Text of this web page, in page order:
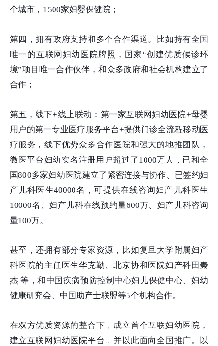
个城市，1500家妇婴保健院；
第四，拥有政府支持和多个合作渠道。比如持有全国
唯一的互联网妇幼医院牌照，国家“创建优质候诊环
境”项目唯一合作伙伴，和众多政府和社会机构建立了
合作；
第五，线下+线上联动：第一家互联网妇幼医院+母婴
用户的第一专业医疗服务平台+提供门诊全流程移动医
疗服务，线下优势众多合作医院和强大的地推团队，
微医平台妇幼实名注册用户超过了1000万人，已和全
国800多家妇幼医院建立了紧密连接与协作、已签约妇
产儿科医生40000名，可提供在线咨询妇产儿科医生
10000名、妇产儿科在线预约量600万、妇产儿科咨询
量100万。
甚至，还拥有部分专家资源，比如复旦大学附属妇产
科医院的主任医生华克勤、北京协和医院妇产科田秦
杰 等，和中国疾病预防控制中心妇儿保健中心、妇幼
健康研究会、中国助产士联盟等5个机构合作。
在双方优质资源的整合下，成立首个互联妇幼医院，
建立互联网妇幼医院平台，并以此面向全国推广。以